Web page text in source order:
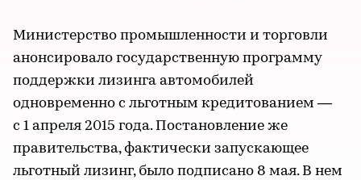
Министерство промышленности и торговли
анонсировало государственную программу
поддержки лизинга автомобилей
одновременно с льготным кредитованием —
с 1 апреля 2015 года. Постановление же
правительства, фактически запускающее
льготный лизинг, было подписано 8 мая. В нем